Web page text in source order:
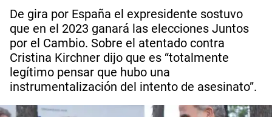
De gira por España el expresidente sostuvo
que en el 2023 ganará las elecciones Juntos
por el Cambio. Sobre el atentado contra
Cristina Kirchner dijo que es “totalmente
legítimo pensar que hubo una
instrumentalización del intento de asesinato”.